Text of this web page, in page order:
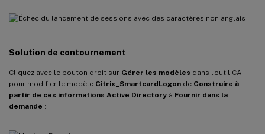
Solution de contournement
Cliquez avec le bouton droit sur Gérer les modèles dans l’outil CA
pour modifier le modèle Citrix_SmartcardLogon de Construire à
partir de ces informations Active Directory à Fournir dans la
demande :